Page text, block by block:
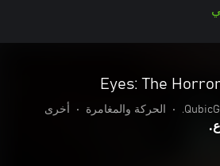
Eyes: The
• الحركة والمغامرة • أخرى